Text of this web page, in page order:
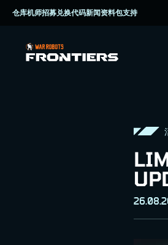
仓库机师招募兑换代码新闻资料包支持